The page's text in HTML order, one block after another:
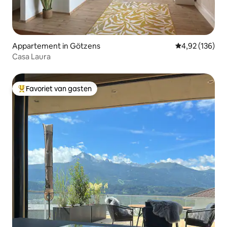
Appartement in Götzens Gemiddelde
4,92 (136)
Casa Laura
Topfavoriet van gasten
Favoriet van gasten